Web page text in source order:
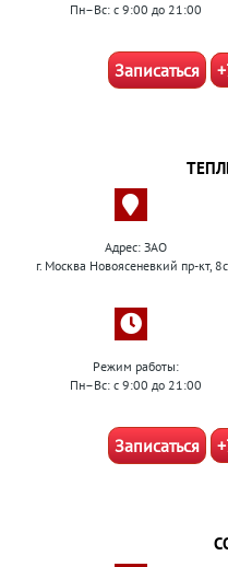
Пн–Вс: с 9:00 до 21:00
Записаться
Адрес: ЗАО
г. Москва Новоясеневкий пр-кт,
Режим работы:
Пн–Вс: с 9:00 до 21:00
Записаться